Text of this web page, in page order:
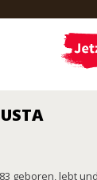
geboren, lebt